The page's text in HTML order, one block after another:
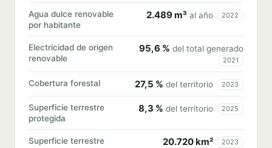
Agua dulce renovable
por habitante
2.489 m³ al año 2022
Electricidad de origen
renovable
95,6 % del total generado
2021
Cobertura forestal 27,5 % del territorio 2023
Superficie terrestre
protegida
8,3 % del territorio 2025
Superficie terrestre 20.720 km² 2023